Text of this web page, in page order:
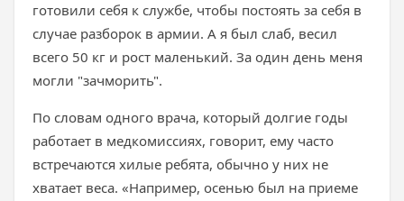
готовили себя к службе, чтобы постоять за себя в
случае разборок в армии. А я был слаб, весил
всего 50 кг и рост маленький. За один день меня
могли "зачморить".
По словам одного врача, который долгие годы
работает в медкомиссиях, говорит, ему часто
встречаются хилые ребята, обычно у них не
хватает веса. «Например, осенью был на приеме